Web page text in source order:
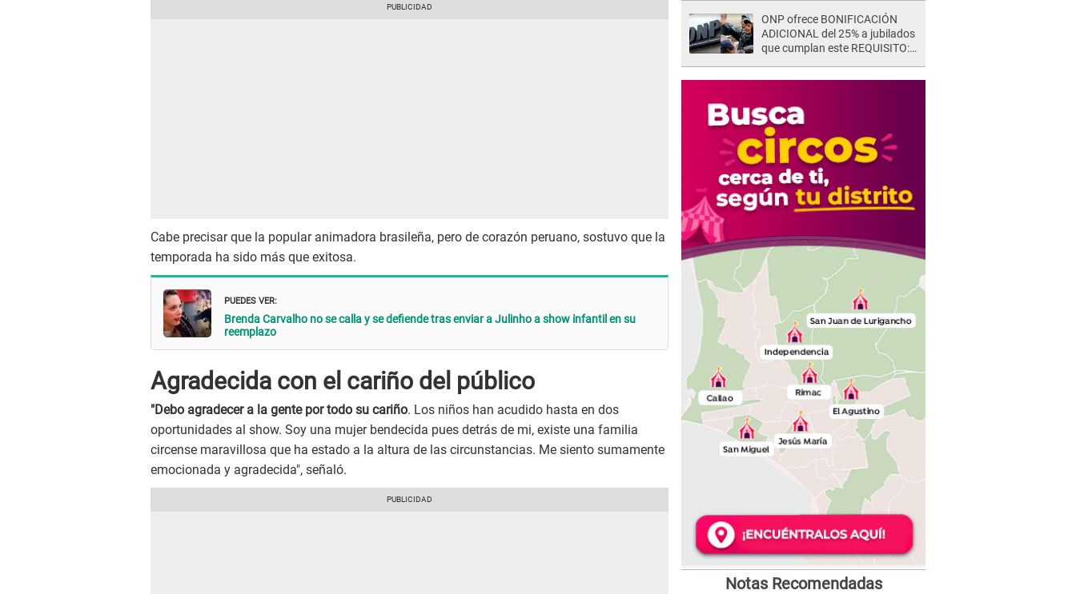
Cabe precisar que la popular animadora brasileña, pero de corazón peruano, sostuvo que la
temporada ha sido más que exitosa.
PUEDES VER:
Brenda Carvalho no se calla y se defiende tras enviar a Julinho a show infantil en su
reemplazo
Agradecida con el cariño del público
"Debo agradecer a la gente por todo su cariño. Los niños han acudido hasta en dos
oportunidades al show. Soy una mujer bendecida pues detrás de mi, existe una familia
circense maravillosa que ha estado a la altura de las circunstancias. Me siento sumamente
emocionada y agradecida", señaló.
ONP ofrece BONIFICACIÓN
ADICIONAL del 25% a jubilados
que cumplan este REQUISITO:
Notas Recomendadas